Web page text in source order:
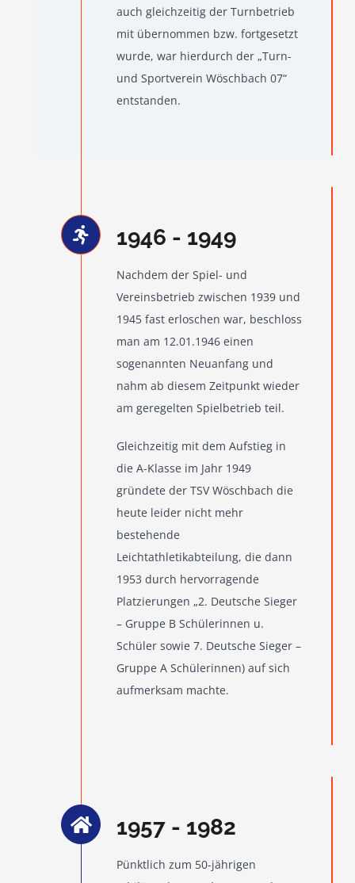
auch gleichzeitig der Turnbetrieb
mit übernommen bzw. fortgesetzt
wurde, war hierdurch der „Turn-
und Sportverein Wöschbach 07“
entstanden.
1946 - 1949
Nachdem der Spiel- und
Vereinsbetrieb zwischen 1939 und
1945 fast erloschen war, beschloss
man am 12.01.1946 einen
sogenannten Neuanfang und
nahm ab diesem Zeitpunkt wieder
am geregelten Spielbetrieb teil.
Gleichzeitig mit dem Aufstieg in
die A-Klasse im Jahr 1949
gründete der TSV Wöschbach die
heute leider nicht mehr
bestehende
Leichtathletikabteilung, die dann
1953 durch hervorragende
Platzierungen „2. Deutsche Sieger
– Gruppe B Schülerinnen u.
Schüler sowie 7. Deutsche Sieger –
Gruppe A Schülerinnen) auf sich
aufmerksam machte.
1957 - 1982
Pünktlich zum 50-jährigen